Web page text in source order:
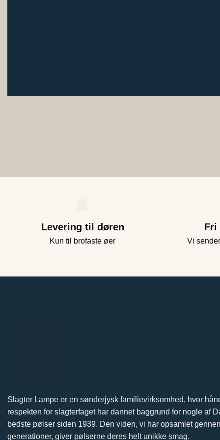
Levering til døren
Kun til brofaste øer
Fri
Vi
Slagter Lampe er en sønderjysk familievirksomhed, hvor
respekten for slagterfaget har dannet baggrund for nogle af
bedste pølser siden 1939. Den viden, vi har opsamlet
generationer, giver pølserne deres helt unikke smag.